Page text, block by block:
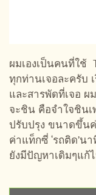
ผมเองเป็นคนที่ใช้
ทุกท่านเจอละครับ
และสารพัดที่เจอ ผ
จะชิน คือจำใจชินเ
ปรับปรุง ขนาดขึ้น
ค่าแท็กซี่ ‘รถติด’น
ยังมีปัญหาเดิมๆแก้